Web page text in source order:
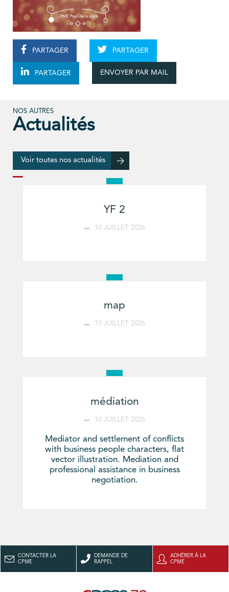
PARTAGER PARTAGER
PARTAGER ENVOYER PAR MAIL
NOS AUTRES
Actualités
Voir toutes nos actualités
YF 2
10 JUILLET 2026
map
10 JUILLET 2026
médiation
10 JUILLET 2026
Mediator and settlement of conflicts
with business people characters, flat
vector illustration. Mediation and
professional assistance in business
negotiation.
CONTACTER LA
CPME
DEMANDE DE
RAPPEL
ADHÉRER À LA
CPME